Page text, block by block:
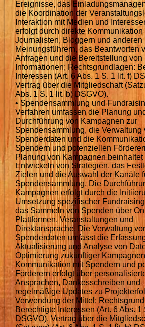
Ereignisse, das
die Koordination der
Interaktion mit Medien und
erfolgt durch direkte Kommunikation
Journalisten, Bloggern und anderen
Meinungsführern, das Beantworten
Anfragen und die Bereitstellung von
Informationen; Rechtsgrundlagen:
Interessen (Art. 6 Abs. 1 S. 1 lit. f)
Vertrag über die Mitgliedschaft
Abs. 1 S. 1 lit. b) DSGVO).
• Spendensammlung und
Verfahren umfassen die Planung und
Durchführung von Kampagnen zur
Spendensammlung, die Verwaltung
Spenderdaten und die
Spendern und potenziellen
Planung von Kampagnen beinhaltet
Entwickeln von Strategien, das
Zielen und die Auswahl der Kanäle
Spendensammlung. Die
Kampagnen erfolgt durch die
Umsetzung spezifischer
das Sammeln von Spenden über
Plattformen, Veranstaltungen und
Direktansprache. Die Verwaltung
Spenderdaten umfasst die
Aktualisierung und Analyse von
Optimierung zukünftiger
Kommunikation mit Spendern und
Förderern erfolgt über
Ansprachen, Dankesschreiben und
regelmäßige Updates zu
Verwendung der Mittel;
Berechtigte Interessen (Art. 6 Abs. 1
DSGVO), Vertrag über die